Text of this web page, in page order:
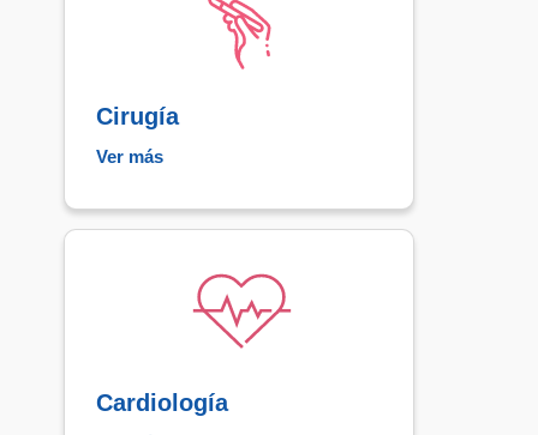
Cirugía
Ver más
Cardiología